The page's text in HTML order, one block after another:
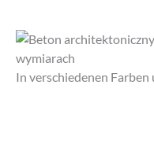
In verschiedenen